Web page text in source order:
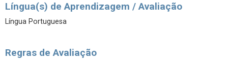
Língua(s) de Aprendizagem / Avaliação
Língua Portuguesa
Regras de Avaliação